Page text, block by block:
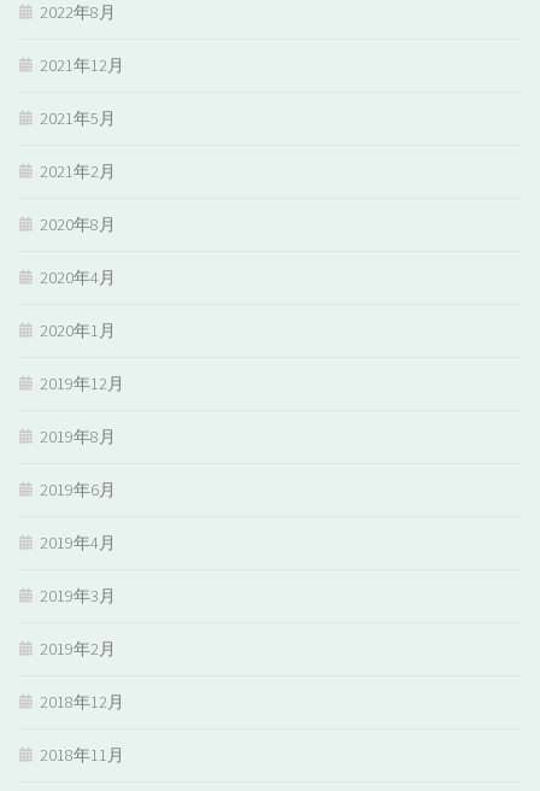
2022年8月
2021年12月
2021年5月
2021年2月
2020年8月
2020年4月
2020年1月
2019年12月
2019年8月
2019年6月
2019年4月
2019年3月
2019年2月
2018年12月
2018年11月